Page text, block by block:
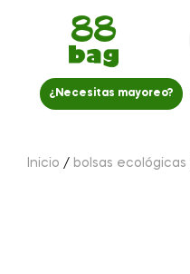
¿Necesitas mayoreo?
Inicio / bolsas ecológicas